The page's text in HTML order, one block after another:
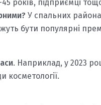
років, підприємці
У спальних
бути популярні
. Наприклад, у 2023
косметології.